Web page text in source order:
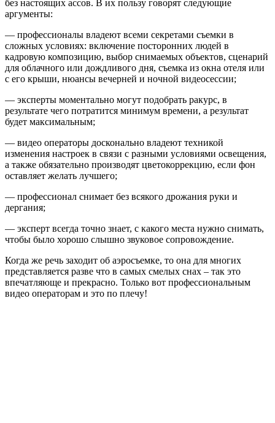
без настоящих ассов. В их пользу говорят следующие
аргументы:
— профессионалы владеют всеми секретами съемки в
сложных условиях: включение посторонних людей в
кадровую композицию, выбор снимаемых объектов, сценарий
для облачного или дождливого дня, съемка из окна отеля или
с его крыши, нюансы вечерней и ночной видеосессии;
— эксперты моментально могут подобрать ракурс, в
результате чего потратится минимум времени, а результат
будет максимальным;
— видео операторы досконально владеют техникой
изменения настроек в связи с разными условиями освещения,
а также обязательно производят цветокоррекцию, если фон
оставляет желать лучшего;
— профессионал снимает без всякого дрожания руки и
дергания;
— эксперт всегда точно знает, с какого места нужно снимать,
чтобы было хорошо слышно звуковое сопровождение.
Когда же речь заходит об аэросъемке, то она для многих
представляется разве что в самых смелых снах – так это
впечатляюще и прекрасно. Только вот профессиональным
видео операторам и это по плечу!